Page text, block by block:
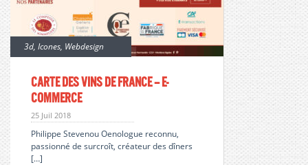
3d, Icones, Webdesign
Carte des vins de France – E-
commerce
25 Juil 2018
Philippe Stevenou Oenologue reconnu,
passionné de surcroît, créateur des dîners
[…]